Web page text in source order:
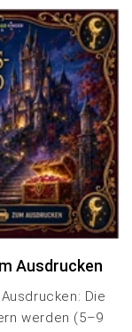
Ausdrucken
Die
werden (5–9